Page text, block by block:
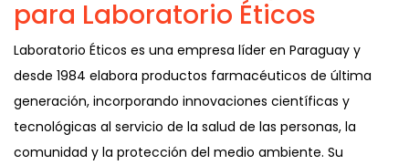
para Laboratorio Éticos
Laboratorio Éticos es una empresa líder en Paraguay y
desde 1984 elabora productos farmacéuticos de última
generación, incorporando innovaciones científicas y
tecnológicas al servicio de la salud de las personas, la
comunidad y la protección del medio ambiente. Su